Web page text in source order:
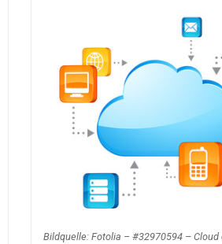
Bildquelle: Fotolia – #32970594 –